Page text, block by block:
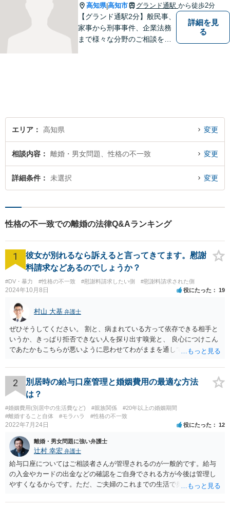
高知県|高知市 グランド通駅 から徒歩2分
【グランド通駅2分】般民事、
家事から刑事事件、企業法務
まで様々な分野のご相談を受
詳細を見
る
エリア 高知県 変更
相談内容 離婚・男女問題、性格の不一致 変更
詳細条件 未選択 変更
性格の不一致での離婚の法律Q&Aランキング
1
彼女が別れるなら訴えると言ってきてます。慰謝
料請求などあるのでしょうか？
#DV・暴力 #性格の不一致 #慰謝料請求したい側 #慰謝料請求された側
2024年10月8日 役にたった 19
村山 大基 弁護士
ぜひそうしてください。 割と、病まれている方って依存できる相手と
いうか、きっぱり拒否できない人を探り出す嗅覚と、 良心につけこん
であたかもこちらが悪いように思わせてわがままを通してくる力がす
いのがおすすめです。 二人だけの密室で好き勝手していても、割と弁
護士とか警察が関与すると しゅんとする人が多いです。
2
別居時の給与口座管理と婚姻費用の最適な方法
は？
#婚姻費用(別居中の生活費など) #親族関係
#20年以上の婚姻期間
#離婚すること自体
#モラハラ #性格の不一致
2022年7月24日 役にたった 12
離婚・男女問題に強い弁護士
辻村 幸宏 弁護士
給与口座についてはご相談者さんが管理されるのが一般的です。給与
の入金やカードの出金などの確認をご自身でされる方が今後は管理し
やすくなるからです。ただ、ご夫婦のこれまでの生活で奥様が管理さ